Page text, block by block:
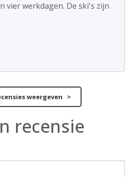
vier werkdagen. De ski's zijn
weergeven >
recensie